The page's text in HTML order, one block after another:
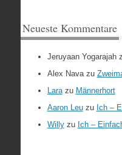
Neueste Kommentare
Jeruyaan Yogarajah
Alex Navazu
Larazu Männerhort
Aaron Leuzu Ich –
Willyzu Ich –